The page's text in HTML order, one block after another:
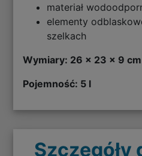
materiał
elementy
szelkach
Wymiary: 26 x 23 x 9 cm
Pojemność: 5 l
Szczegóły